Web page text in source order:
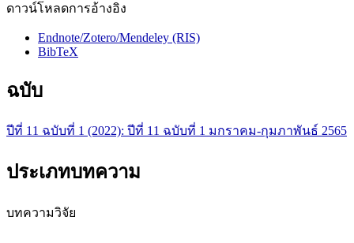
ดาวน์โหลดการอ้างอิง
Endnote/Zotero/Mendeley (RIS)
BibTeX
ฉบับ
ปีที่ 11 ฉบับที่ 1 (2022): ปีที่ 11 ฉบับที่ 1 มกราคม-กุมภาพันธ์ 2565
ประเภทบทความ
บทความวิจัย